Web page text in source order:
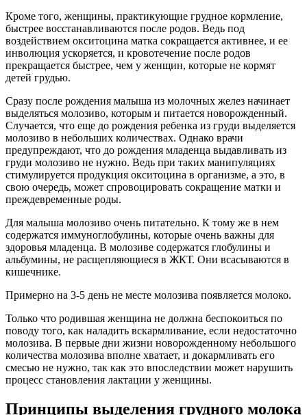
Кроме того, женщины, практикующие грудное кормление,
быстрее восстанавливаются после родов. Ведь под
воздействием окситоцина матка сокращается активнее, и ее
инволюция ускоряется, и кровотечение после родов
прекращается быстрее, чем у женщин, которые не кормят
детей грудью.
Сразу после рождения малыша из молочных желез начинает
выделяться молозиво, которым и питается новорожденный.
Случается, что еще до рождения ребенка из груди выделяется
молозиво в небольших количествах. Однако врачи
предупреждают, что до рождения младенца выдавливать из
груди молозиво не нужно. Ведь при таких манипуляциях
стимулируется продукция окситоцина в организме, а это, в
свою очередь, может спровоцировать сокращение матки и
преждевременные роды.
Для малыша молозиво очень питательно. К тому же в нем
содержатся иммуноглобулины, которые очень важны для
здоровья младенца. В молозиве содержатся глобулины и
альбумины, не расщепляющиеся в ЖКТ. Они всасываются в
кишечнике.
Примерно на 3-5 день не месте молозива появляется молоко.
Только что родившая женщина не должна беспокоиться по
поводу того, как наладить вскармливание, если недостаточно
молозива. В первые дни жизни новорожденному небольшого
количества молозива вполне хватает, и докармливать его
смесью не нужно, так как это впоследствии может нарушить
процесс становления лактации у женщины.
Принципы выделения грудного молока